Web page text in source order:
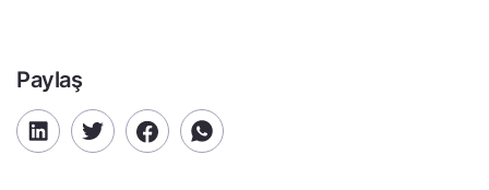
Paylaş